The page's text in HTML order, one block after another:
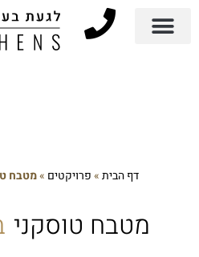
דף הבית»פרויקטים »מטבח
מטבח טוסקני